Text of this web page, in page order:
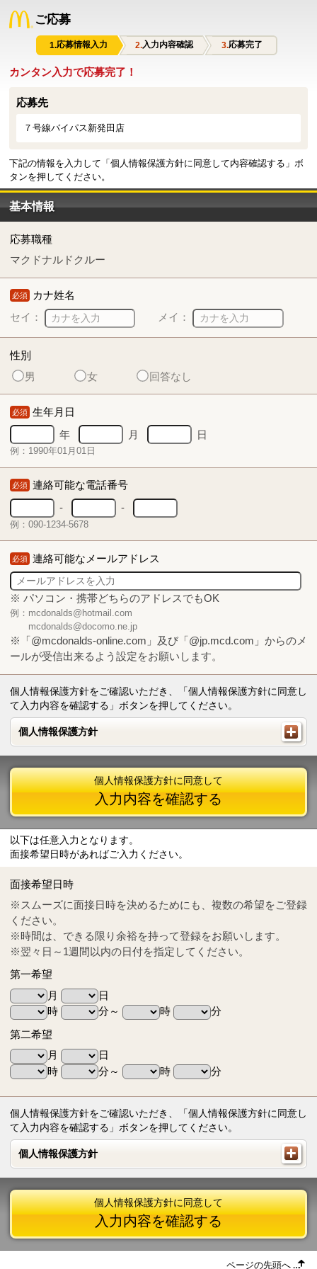
ご応募
応募情報入力 入力内容確認 応募完了
カンタン入力で応募完了！
応募先
７号線バイパス新発田店
下記の情報を入力して「個人情報保護方針に同意して内容確認する」ボ
タンを押してください。
基本情報
応募職種
マクドナルドクルー
必須 カナ姓名
セイ：
メイ：
性別
男
女 回答なし
必須 生年月日
年
月 日
例：1990年01月01日
必須 連絡可能な電話番号
-
-
例：090-1234-5678
必須 連絡可能なメールアドレス
※ パソコン・携帯どちらのアドレスでもOK
例：mcdonalds@hotmail.com
mcdonalds@docomo.ne.jp
※「@mcdonalds-online.com」及び「@jp.mcd.com」からのメ
ールが受信出来るよう設定をお願いします。
個人情報保護方針をご確認いただき、「個人情報保護方針に同意し
て入力内容を確認する」ボタンを押してください。
個人情報保護方針
個人情報保護方針
Tel
0570-55-0314
個人情報保護方針に同意して
入力内容を確認する
以下は任意入力となります。
面接希望日時があればご入力ください。
面接希望日時
※スムーズに面接日時を決めるためにも、複数の希望をご登録
ください。
※時間は、できる限り余裕を持って登録をお願いします。
※翌々日～1週間以内の日付を指定してください。
第一希望
月
日
時
分～ 時
分
第二希望
月
日
時
分～ 時 分
個人情報保護方針をご確認いただき、「個人情報保護方針に同意し
て入力内容を確認する」ボタンを押してください。
個人情報保護方針
個人情報保護方針
個人情報保護方針に同意して
入力内容を確認する
ページの先頭へ